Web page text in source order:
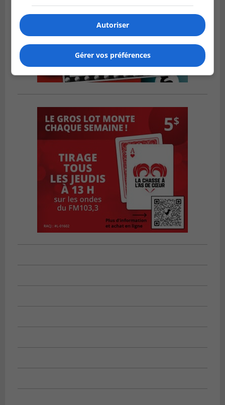
Autoriser
Gérer vos préférences